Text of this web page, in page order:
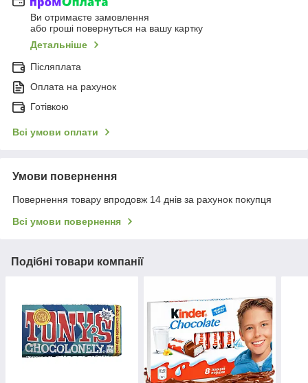
Ви отримаєте замовлення
або гроші повернуться на вашу картку
Детальніше
Післяплата
Оплата на рахунок
Готівкою
Всі умови оплати
Умови повернення
Повернення товару впродовж 14 днів за рахунок покупця
Всі умови повернення
Подібні товари компанії